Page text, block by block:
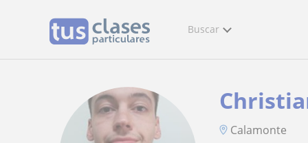
Buscar
Calamonte